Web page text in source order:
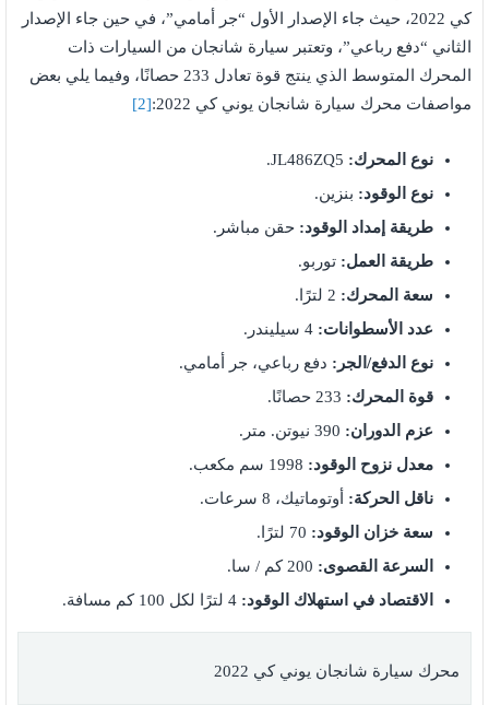
كي 2022، حيث جاء الإصدار الأول “جر أمامي”، في حين جاء الإصدار
الثاني “دفع رباعي”، وتعتبر سيارة شانجان من السيارات ذات
المحرك المتوسط الذي ينتج قوة تعادل 233 حصانًا، وفيما يلي بعض
مواصفات محرك سيارة شانجان يوني كي 2022:
[2]
نوع المحرك:
نوع الوقود: بنزين.
طريقة إمداد الوقود: حقن مباشر.
طريقة العمل: توربو.
سعة المحرك:
عدد الأسطوانات:
نوع الدفع/الجر: دفع رباعي، جر أمامي.
قوة المحرك:
عزم الدوران:
معدل نزوح الوقود: 1998 سم مكعب.
ناقل الحركة: أوتوماتيك، 8 سرعات.
سعة خزان الوقود:
السرعة القصوى: 200 كم / سا.
الاقتصاد في استهلاك الوقود: 4 لترًا لكل 100 كم مسافة.
محرك سيارة شانجان يوني كي 2022